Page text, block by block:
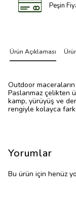
Peşin
Ürün Açıklaması
Outdoor
Paslanmaz çelikten
kamp, yürüyüş ve
rengiyle kolayca
Yorumlar
Bu ürün için henüz